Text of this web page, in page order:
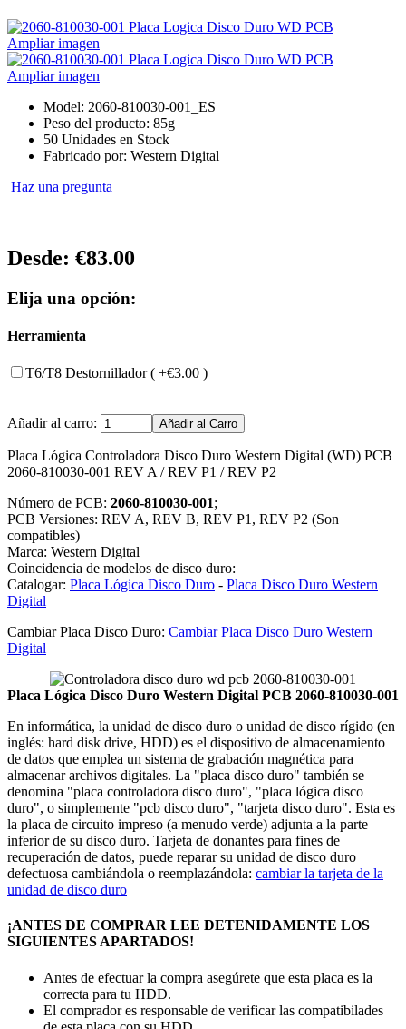
Ampliar imagen
Ampliar imagen
Model: 2060-810030-001_ES
Peso del producto: 85g
50 Unidades en Stock
Fabricado por: Western Digital
Haz una pregunta
Desde: €83.00
Elija una opción:
Herramienta
T6/T8 Destornillador ( +€3.00 )
Añadir al carro:
Placa Lógica Controladora Disco Duro Western Digital (WD) PCB
2060-810030-001 REV A / REV P1 / REV P2
Número de PCB: 2060-810030-001;
PCB Versiones: REV A, REV B, REV P1, REV P2 (Son
compatibles)
Marca: Western Digital
Coincidencia de modelos de disco duro:
Catalogar: Placa Lógica Disco Duro - Placa Disco Duro Western
Digital
Cambiar Placa Disco Duro: Cambiar Placa Disco Duro Western
Digital
Placa Lógica Disco Duro Western Digital PCB 2060-810030-001
En informática, la unidad de disco duro o unidad de disco rígido (en
inglés: hard disk drive, HDD) es el dispositivo de almacenamiento
de datos que emplea un sistema de grabación magnética para
almacenar archivos digitales. La "placa disco duro" también se
denomina "placa controladora disco duro", "placa lógica disco
duro", o simplemente "pcb disco duro", "tarjeta disco duro". Esta es
la placa de circuito impreso (a menudo verde) adjunta a la parte
inferior de su disco duro. Tarjeta de donantes para fines de
recuperación de datos, puede reparar su unidad de disco duro
defectuosa cambiándola o reemplazándola: cambiar la tarjeta de la
unidad de disco duro
¡ANTES DE COMPRAR LEE DETENIDAMENTE LOS
SIGUIENTES APARTADOS!
Antes de efectuar la compra asegúrete que esta placa es la
correcta para tu HDD.
El comprador es responsable de verificar las compatibilades